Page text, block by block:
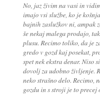
No, jaz živim na vasi in
imajo vsi službe, ko je
bajnih zaslužkov ni, ampak
še nekaj malega prodajo,
plusu. Recimo toliko, da je
gredo v gozd kaj posekat,
spet nek ekstra denar. Niso
dovolj za udobno življenje.
neko strašno delo. Recimo,
gozdu in s stroji je to precej